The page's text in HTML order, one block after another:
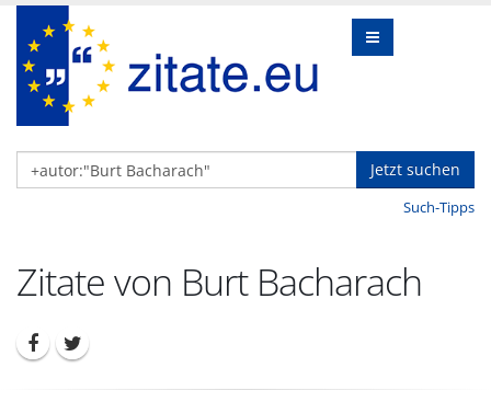
Jetzt suchen
Such-Tipps
Zitate von Burt Bacharach